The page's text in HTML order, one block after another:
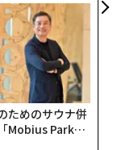
高額になる見
新規発行株式
ル×5億5555万
これが目標調
年にサウジア
た調達額294
ためのサウナ併
Mobius Park」